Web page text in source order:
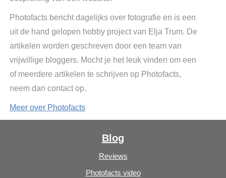
Photofacts bericht dagelijks over fotografie en is een
uit de hand gelopen hobby project van Elja Trum. De
artikelen worden geschreven door een team van
vrijwillige bloggers. Mocht je het leuk vinden om een
of meerdere artikelen te schrijven op Photofacts,
neem dan contact op.
Meer over Photofacts
Blog
Reviews
Photofacts video